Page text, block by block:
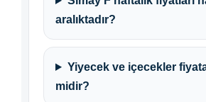
aralıktadır?
Yiyecek ve içecekler
midir?